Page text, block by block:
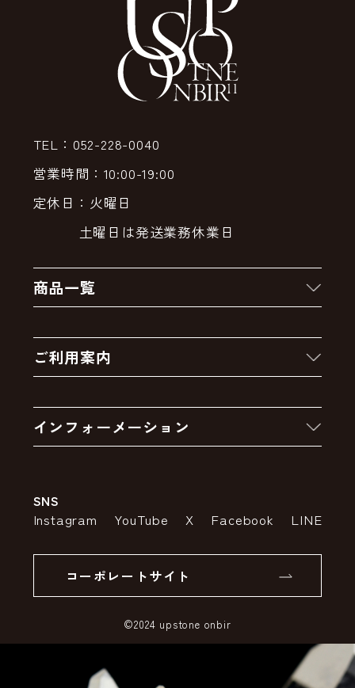
TEL：052-228-0040
営業時間：10:00-19:00
定休日：火曜日
土曜日は発送業務休業日
商品一覧
クーポン
卸販売・大量注文
ご利用案内
お支払いについて
ポイントについて
インフォーメーション
特定商取引法の表示
SSLサーバー証明書とは
SNS
Instagram YouTube X Facebook LINE
コーポレートサイト
©2024 upstone onbir